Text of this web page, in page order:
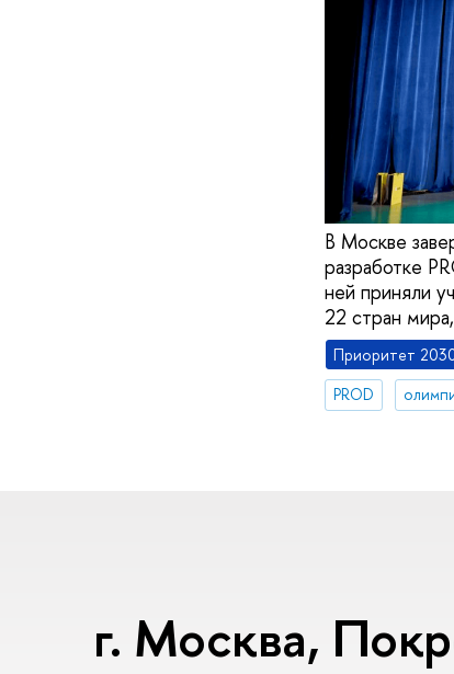
В Москве
разработке
ней приняли
22 стран
Приоритет
PROD
г. Москва,